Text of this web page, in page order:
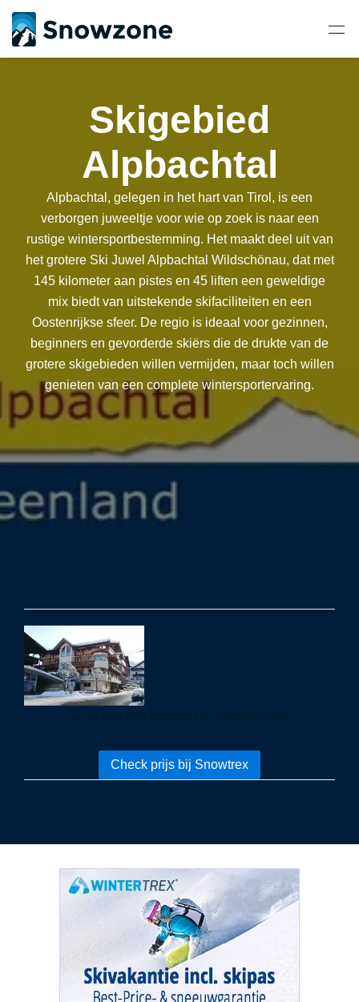
Skigebied
Alpbachtal
Alpbachtal, gelegen in het hart van Tirol, is een
verborgen juweeltje voor wie op zoek is naar een
rustige wintersportbestemming. Het maakt deel uit van
het grotere Ski Juwel Alpbachtal Wildschönau, dat met
145 kilometer aan pistes en 45 liften een geweldige
mix biedt van uitstekende skifaciliteiten en een
Oostenrijkse sfeer. De regio is ideaal voor gezinnen,
beginners en gevorderde skiërs die de drukte van de
grotere skigebieden willen vermijden, maar toch willen
genieten van een complete wintersportervaring.
Check prijs bij Snowtrex